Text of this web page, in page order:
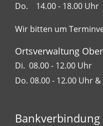
Do. 14.00 - 18.00 Uhr
Wir bitten um
Ortsverwaltung
Di. 08.00 - 12.00 Uhr
Do. 08.00 - 12.00 Uhr
Bankverbindung